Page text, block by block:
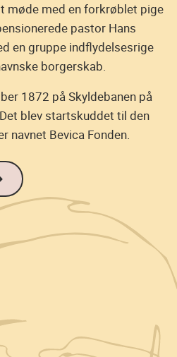
med en forkrøblet pige
pastor Hans
en gruppe indflydelsesrige
borgerskab.
1872 på Skyldebanen på
blev startskuddet til den
navnet Bevica Fonden.